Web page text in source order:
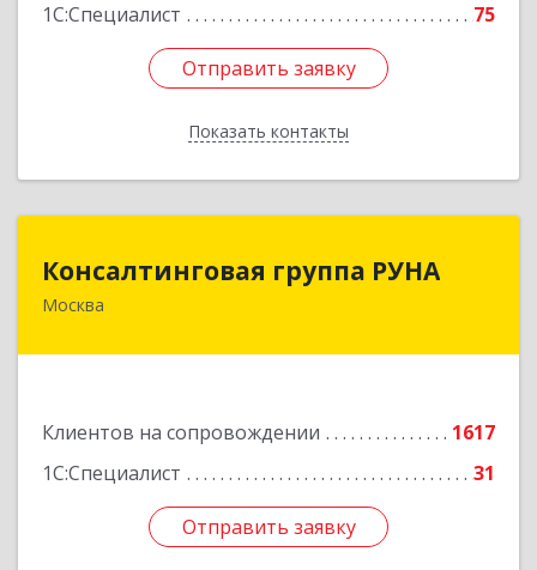
1С:Специалист
75
Отправить заявку
Показать контакты
Отправить заявку
Назад
Консалтинговая группа РУНА
Москва
Клиентов на сопровождении
1617
1С:Специалист
31
Отправить заявку
117218, Москва г, Кржижановского ул, дом №
Отправить заявку